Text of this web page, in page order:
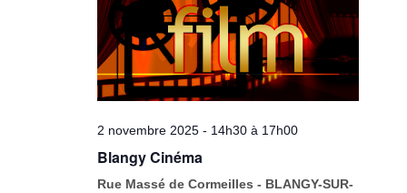
2 novembre 2025 - 14h30 à 17h00
Blangy Cinéma
Rue Massé de Cormeilles - BLANGY-SUR-